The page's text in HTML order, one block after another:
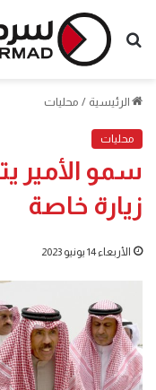
بحث
الرئيسية / محليات
محليات
سمو الأمير
زيارة خاصة
الأربعاء 14 يونيو 2023